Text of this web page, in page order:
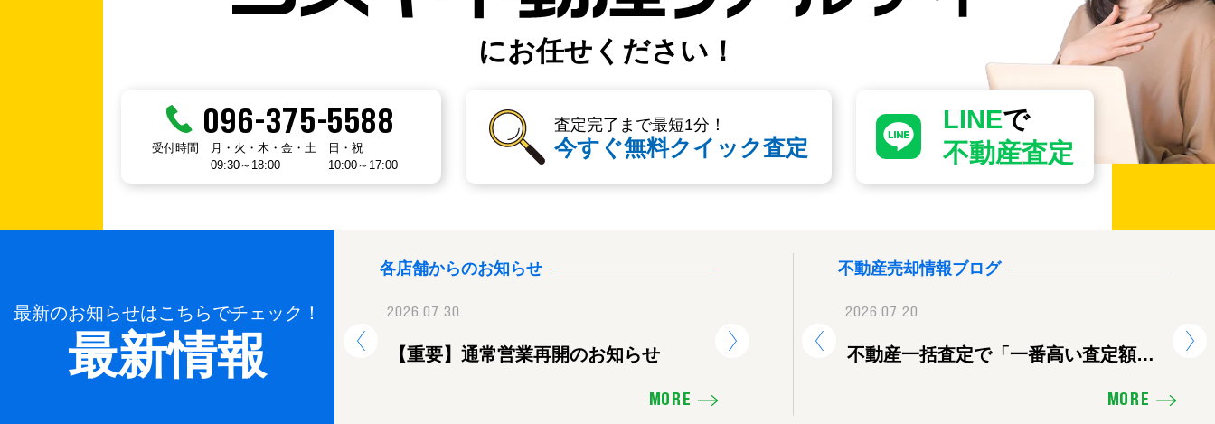
にお任せください！
096-375-5588
受付時間
月・火・木・金・土
09:30～18:00
日・祝
10:00～17:00
査定完了まで最短1分！
今すぐ無料クイック査定
LINEで
不動産査定
最新のお知らせはこちらでチェック！
最新情報
各店舗からのお知らせ
2024.12.26
年末年始休業のお知らせ
2026.07.30
【重要】通常営業再開のお知らせ
【重要】地震に伴う臨時休業のお知ら
【重要】地震に伴
MORE
不動産売却情報ブログ
価格を下げたり、販売活動の見直し
2026.07.20
不動産一括査定で「一番高い査定額」
熊
MORE